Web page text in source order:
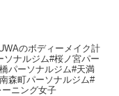
のボディーメイク計
ソナルジム#桜ノ宮パー
パーソナルジム#天満
森町パーソナルジム#
ニング女子